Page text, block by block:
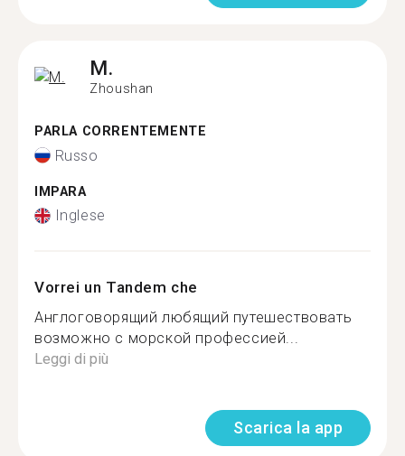
M.
Zhoushan
PARLA CORRENTEMENTE
Russo
IMPARA
Inglese
Vorrei un Tandem che
Англоговорящий любящий путешествовать
возможно с морской профессией...
Leggi di più
Scarica la app